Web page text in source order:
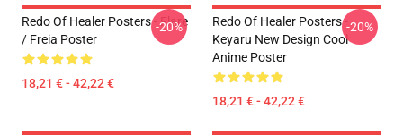
Redo Of Healer Posters - Flare
/ Freia Poster
18,21 € - 42,22 €
-20%
Redo Of Healer Posters -
Keyaru New Design Cool
Anime Poster
18,21 € - 42,22 €
-20%